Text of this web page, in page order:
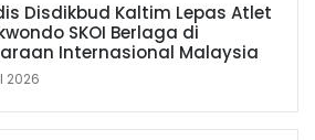
Disdikbud Kaltim Lepas Atlet
SKOI Berlaga di
Internasional Malaysia
2026